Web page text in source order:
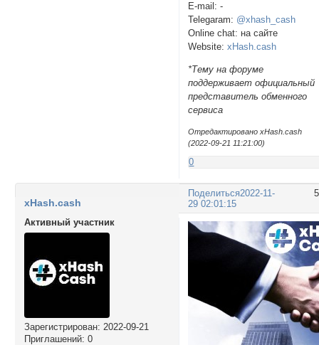
E-mail: -
Telegaram: @xhash_cash
Online chat: на сайте
Website:xHash.cash
*Тему на форуме
поддерживает официальный
представитель обменного
сервиса
Отредактировано xHash.cash
(2022-09-21 11:21:00)
0
Поделиться2022-11-
29 02:01:15
xHash.cash
Активный участник
Зарегистрирован: 2022-09-21
Приглашений: 0